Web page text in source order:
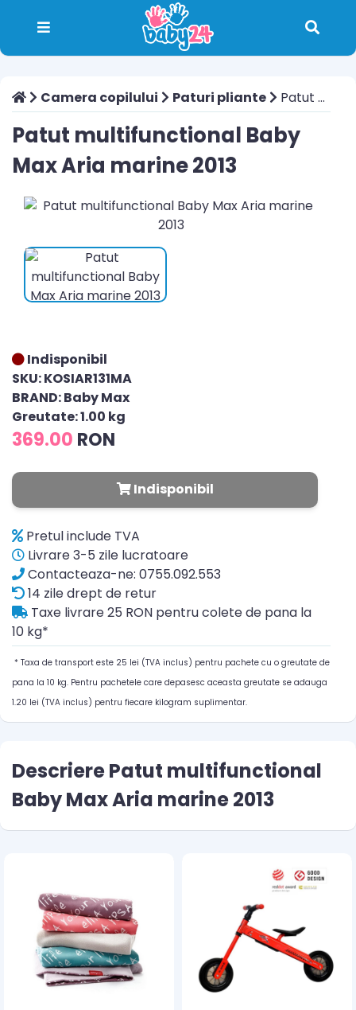
Camera copilului Paturi pliante Patut multifunctional Baby Max Aria marine 2013
Patut multifunctional Baby
Max Aria marine 2013
Indisponibil
SKU: KOSIAR131MA
BRAND: Baby Max
Greutate: 1.00 kg
369.00 RON
Indisponibil
Pretul include TVA
Livrare 3-5 zile lucratoare
Contacteaza-ne: 0755.092.553
14 zile drept de retur
Taxe livrare 25 RON pentru colete de pana la
10 kg*
* Taxa de transport este 25 lei (TVA inclus) pentru pachete cu o greutate de
pana la 10 kg. Pentru pachetele care depasesc aceasta greutate se adauga
1.20 lei (TVA inclus) pentru fiecare kilogram suplimentar.
Descriere Patut multifunctional
Baby Max Aria marine 2013